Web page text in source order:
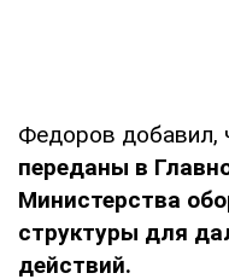
Федоров добавил,
переданы в
Министерства
структуры для
действий.